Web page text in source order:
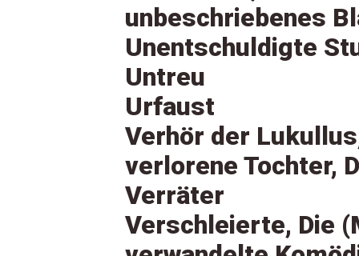
unbeschriebenes
Unentschuldigte
Untreu
Urfaust
Verhör der
verlorene Tochter,
Verräter
Verschleierte, Die